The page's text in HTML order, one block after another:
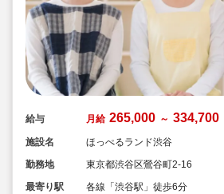
給与 月給 265,000 ～ 334,700
施設名
ほっぺるランド渋谷
勤務地
東京都渋谷区鶯谷町2-16
最寄り駅
各線「渋谷駅」徒歩6分